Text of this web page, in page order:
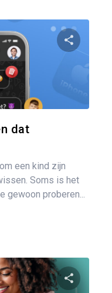
dat
een kind zijn
Soms is het
gewoon proberen...